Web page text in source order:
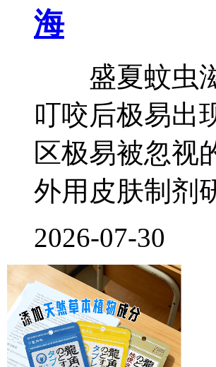
海
盛夏蚊虫滋
叮咬后极易出
区极易被忽视
外用皮肤制剂
2026-07-30